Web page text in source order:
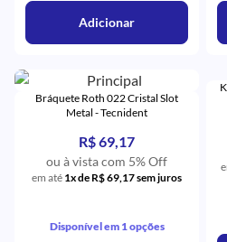
Adicionar
Bráquete Roth 022 Cristal Slot
Metal - Tecnident
R$ 69,17
ou à vista com 5% Off
em até 1x de R$ 69,17 sem juros
Disponível em 1 opções